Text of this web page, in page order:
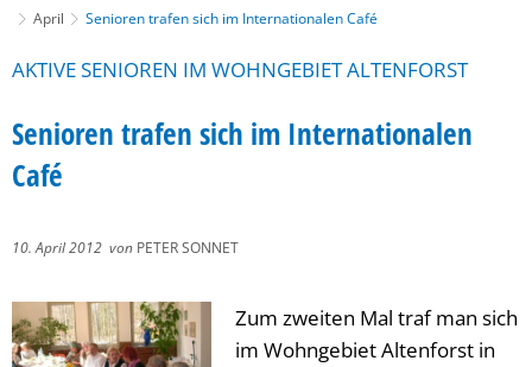
April
Senioren trafen sich im Internationalen Café
AKTIVE SENIOREN IM WOHNGEBIET ALTENFORST
Senioren trafen sich im Internationalen
Café
10. April 2012 von PETER SONNET
Zum zweiten Mal traf man sich
im Wohngebiet Altenforst in